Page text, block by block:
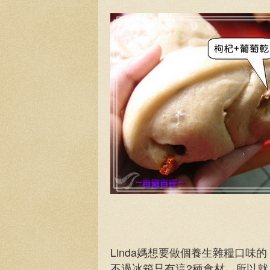
Linda媽想要做個養生雜糧口味的